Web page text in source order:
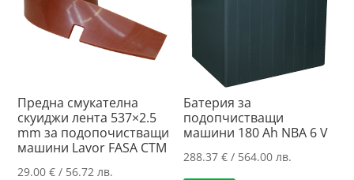
Предна смукателна
скуиджи лента 537×2.5
mm за подопочистващи
машини Lavor FASA CTM
29.00€ / 56.72 лв.
Батерия за
подопчистващи
машини 180 Ah NBA 6 V
288.37€ / 564.00 лв.